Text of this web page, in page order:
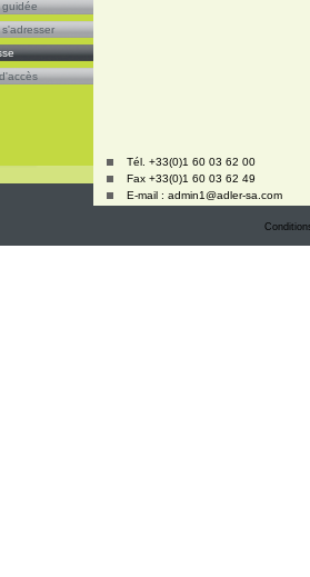
guidée
Tél. +33(0)1 60 03 62 00
Fax +33(0)1 60 03 62 49
E-mail : admin1@adler-sa.com